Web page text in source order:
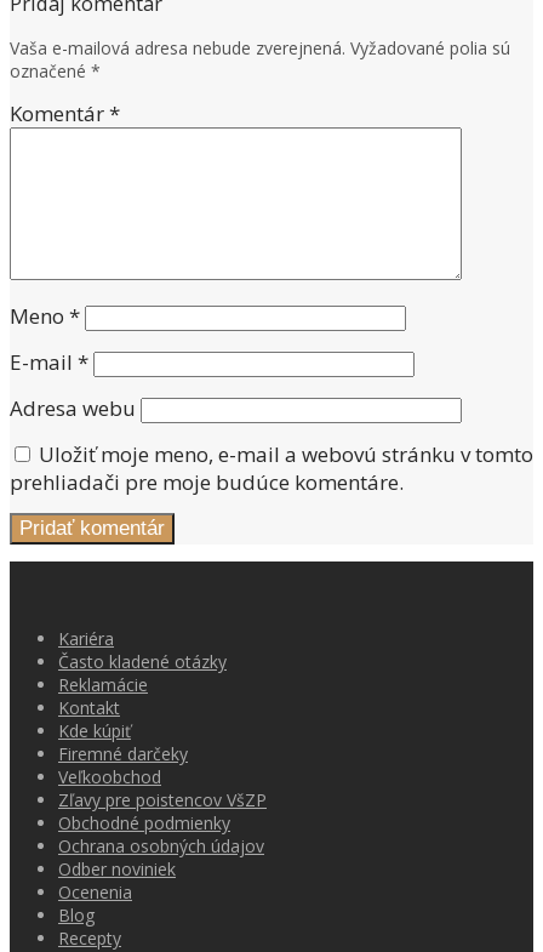
Vaša e-mailová adresa nebude zverejnená. Vyžadované polia sú
označené *
Komentár*
Meno *
E-mail *
Adresa webu
Uložiť moje meno, e-mail a webovú stránku v tomto
prehliadači pre moje budúce komentáre.
Kariéra
Často kladené otázky
Reklamácie
Kontakt
Kde kúpiť
Firemné darčeky
Veľkoobchod
Zľavy pre poistencov VšZP
Obchodné podmienky
Ochrana osobných údajov
Odber noviniek
Ocenenia
Blog
Recepty